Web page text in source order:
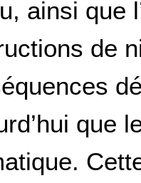
ainsi que
de
que